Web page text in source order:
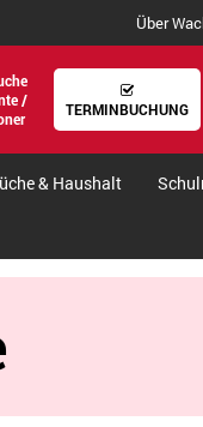
Über
/
TERMINBUCHUNG
& Haushalt